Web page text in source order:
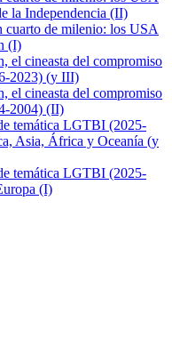
la Independencia (II)
cuarto de milenio: los USA
(I)
el cineasta del compromiso
2023) (y III)
el cineasta del compromiso
2004) (II)
temática LGTBI (2025-
Asia, África y Oceanía (y
temática LGTBI (2025-
(I)